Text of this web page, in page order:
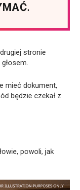
stronie
mieć dokument,
będzie czekał z
powoli, jak